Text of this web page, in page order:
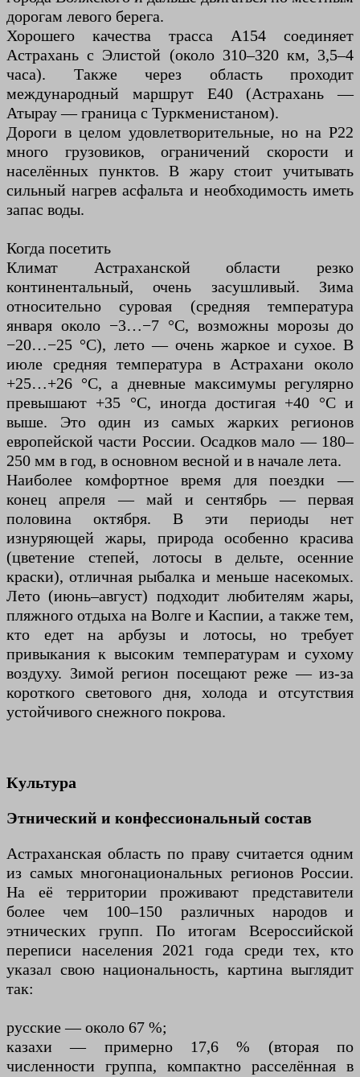
дорогам левого берега.
Хорошего качества трасса А154 соединяет
Астрахань с Элистой (около 310–320 км, 3,5–4
часа). Также через область проходит
международный маршрут Е40 (Астрахань —
Атырау — граница с Туркменистаном).
Дороги в целом удовлетворительные, но на Р22
много грузовиков, ограничений скорости и
населённых пунктов. В жару стоит учитывать
сильный нагрев асфальта и необходимость иметь
запас воды.
Когда посетить
Климат Астраханской области резко
континентальный, очень засушливый. Зима
относительно суровая (средняя температура
января около −3…−7 °C, возможны морозы до
−20…−25 °C), лето — очень жаркое и сухое. В
июле средняя температура в Астрахани около
+25…+26 °C, а дневные максимумы регулярно
превышают +35 °C, иногда достигая +40 °C и
выше. Это один из самых жарких регионов
европейской части России. Осадков мало — 180–
250 мм в год, в основном весной и в начале лета.
Наиболее комфортное время для поездки —
конец апреля — май и сентябрь — первая
половина октября. В эти периоды нет
изнуряющей жары, природа особенно красива
(цветение степей, лотосы в дельте, осенние
краски), отличная рыбалка и меньше насекомых.
Лето (июнь–август) подходит любителям жары,
пляжного отдыха на Волге и Каспии, а также тем,
кто едет на арбузы и лотосы, но требует
привыкания к высоким температурам и сухому
воздуху. Зимой регион посещают реже — из-за
короткого светового дня, холода и отсутствия
устойчивого снежного покрова.
Культура
Этнический и конфессиональный состав
Астраханская область по праву считается одним
из самых многонациональных регионов России.
На её территории проживают представители
более чем 100–150 различных народов и
этнических групп. По итогам Всероссийской
переписи населения 2021 года среди тех, кто
указал свою национальность, картина выглядит
так:
русские — около 67 %;
казахи — примерно 17,6 % (вторая по
численности группа, компактно расселённая в